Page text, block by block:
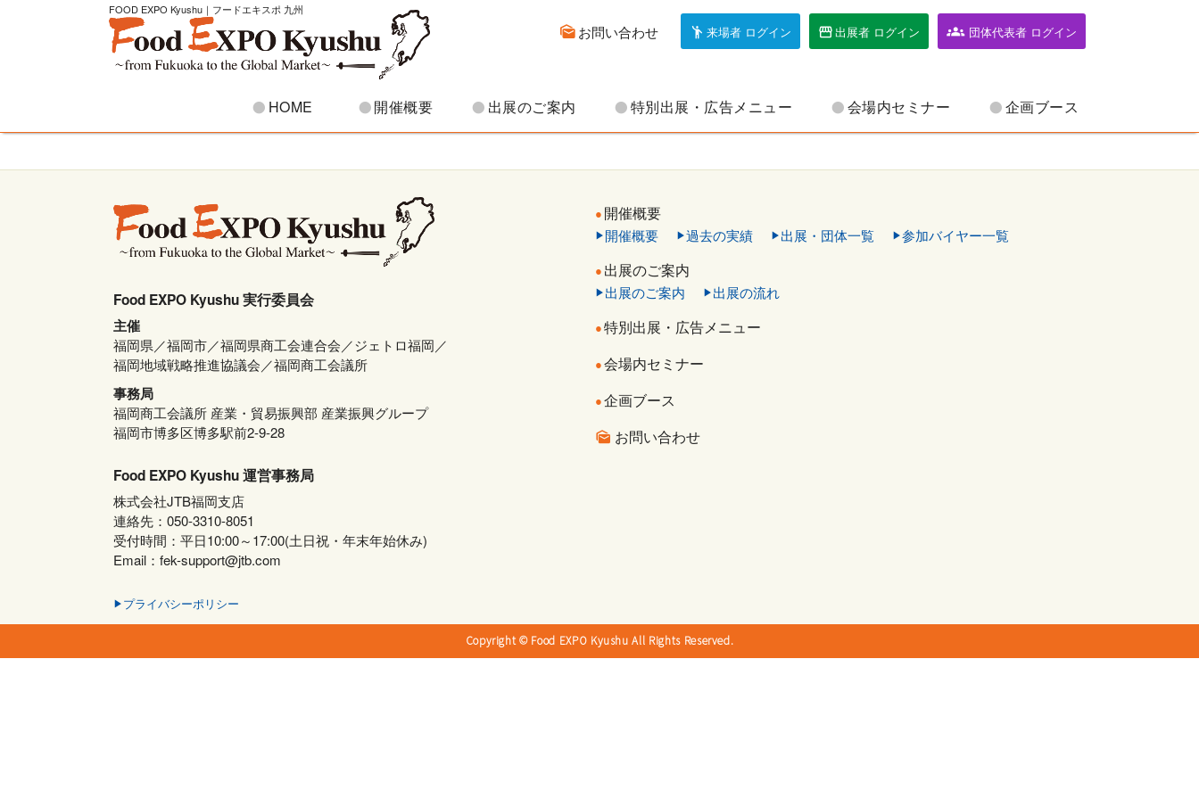
FOOD EXPO Kyushu｜フードエキスポ 九州
お問い合わせ 来場者 ログイン 出展者 ログイン 団体代表者 ログイン
HOME 開催概要 出展のご案内 特別出展・広告メニュー 会場内セミナー 企画ブース
Food EXPO Kyushu 実⾏委員会
主催
福岡県 福岡市 福岡県商⼯会連合会
ジェトロ福岡
福岡地域戦略推進協議会
福岡商⼯会議所
事務局
福岡商⼯会議所 産業・貿易振興部 産業振興グループ
福岡市博多区博多駅前2-9-28
Food EXPO Kyushu 運営事務局
株式会社JTB福岡支店
連絡先：050-3310-8051
受付時間：平日10:00～17:00(土日祝・年末年始休み)
Email：fek-support@jtb.com
開催概要
開催概要 過去の実績 出展・団体一覧 参加バイヤー一覧
出展のご案内
出展のご案内 出展の流れ
特別出展・広告メニュー
会場内セミナー
企画ブース
お問い合わせ
プライバシーポリシー
Copyright © Food EXPO Kyushu All Rights Reserved.